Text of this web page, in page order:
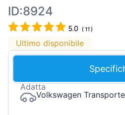
ID:8924
5.0 (11 )
Ultimo disponibile
Adatta
Volkswagen